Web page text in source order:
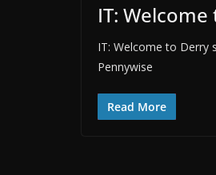
IT:
IT: Welcome to Derry
Pennywise
Read More